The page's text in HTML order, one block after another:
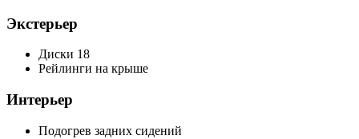
Экстерьер
Диски 18
Рейлинги на крыше
Интерьер
Подогрев задних сидений